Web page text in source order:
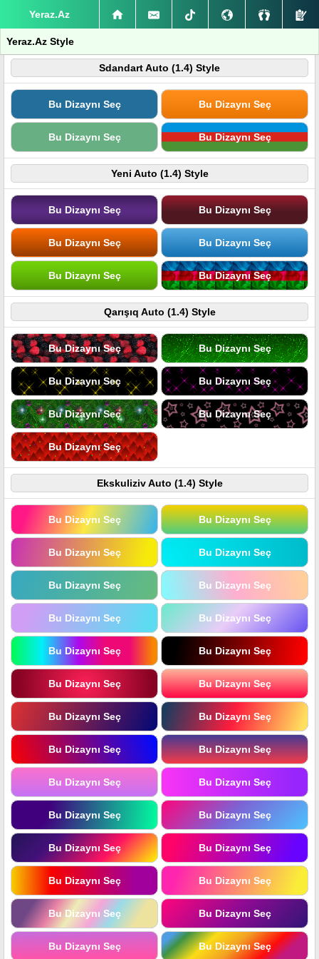
Yeraz.Az
Yeraz.Az Style
Sdandart Auto (1.4) Style
Bu Dizaynı Seç Bu Dizaynı Seç
Bu Dizaynı Seç Bu Dizaynı Seç
Yeni Auto (1.4) Style
Bu Dizaynı Seç Bu Dizaynı Seç
Bu Dizaynı Seç Bu Dizaynı Seç
Bu Dizaynı Seç Bu Dizaynı Seç
Qarışıq Auto (1.4) Style
Bu Dizaynı Seç Bu Dizaynı Seç
Bu Dizaynı Seç Bu Dizaynı Seç
Bu Dizaynı Seç Bu Dizaynı Seç
Bu Dizaynı Seç
Ekskuliziv Auto (1.4) Style
Bu Dizaynı Seç Bu Dizaynı Seç
Bu Dizaynı Seç Bu Dizaynı Seç
Bu Dizaynı Seç Bu Dizaynı Seç
Bu Dizaynı Seç Bu Dizaynı Seç
Bu Dizaynı Seç Bu Dizaynı Seç
Bu Dizaynı Seç Bu Dizaynı Seç
Bu Dizaynı Seç Bu Dizaynı Seç
Bu Dizaynı Seç Bu Dizaynı Seç
Bu Dizaynı Seç Bu Dizaynı Seç
Bu Dizaynı Seç Bu Dizaynı Seç
Bu Dizaynı Seç Bu Dizaynı Seç
Bu Dizaynı Seç Bu Dizaynı Seç
Bu Dizaynı Seç Bu Dizaynı Seç
Bu Dizaynı Seç Bu Dizaynı Seç